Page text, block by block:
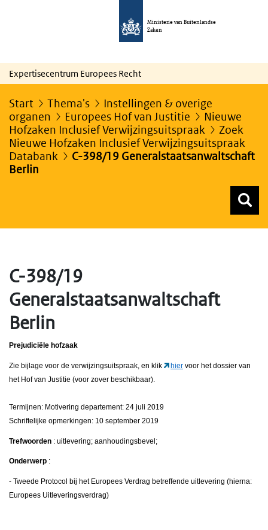
Ministerie van Buitenlandse
Zaken
Expertisecentrum Europees Recht
Start Thema's
Instellingen & overige
organen
Europees Hof van Justitie
Nieuwe
Hofzaken Inclusief Verwijzingsuitspraak
Zoek
Nieuwe Hofzaken Inclusief Verwijzingsuitspraak
Databank
C-398/19 Generalstaatsanwaltschaft
Berlin
C-398/19
Generalstaatsanwaltschaft
Berlin
Prejudiciële hofzaak
Zie bijlage voor de verwijzingsuitspraak, en klik hier voor het dossier van
het Hof van Justitie (voor zover beschikbaar).
Termijnen: Motivering departement: 24 juli 2019
Schriftelijke opmerkingen: 10 september 2019
Trefwoorden : uitlevering; aanhoudingsbevel;
Onderwerp :
- Tweede Protocol bij het Europees Verdrag betreffende uitlevering (hierna:
Europees Uitleveringsverdrag)